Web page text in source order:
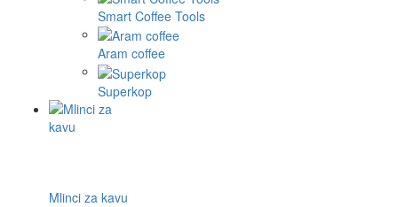
Smart Coffee Tools
Aram coffee
Superkop
Mlinci za kavu